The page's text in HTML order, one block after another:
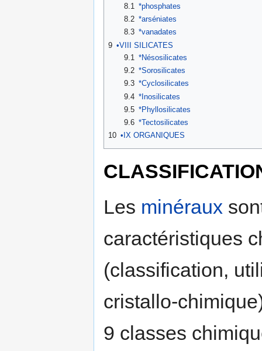
8.1 *phosphates
8.2 *arséniates
8.3 *vanadates
9 •VIII SILICATES
9.1 *Nésosilicates
9.2 *Sorosilicates
9.3 *Cyclosilicates
9.4 *Inosilicates
9.5 *Phyllosilicates
9.6 *Tectosilicates
10 •IX ORGANIQUES
Les minéraux
caractéristiques
(classification,
cristallo-
9 classes